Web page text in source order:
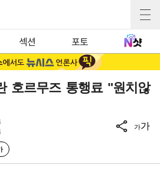
섹션 포토
호르무즈 통행료 "원치않
가가